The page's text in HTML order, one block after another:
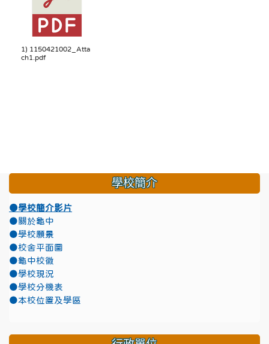
1) 1150421002_Atta
ch1.pdf
學校簡介
●學校簡介影片
●關於龜中
●學校願景
●校舍平面圖
●龜中校徽
●學校現況
●學校分機表
●本校位置及學區